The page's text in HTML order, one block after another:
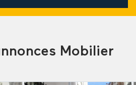
Mobilier